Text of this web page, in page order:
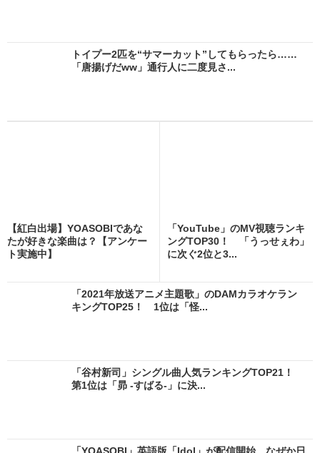
トイプー2匹を“サマーカット”してもらったら……
「唐揚げだww」通行人に二度見さ...
【紅白出場】YOASOBIであな
たが好きな楽曲は？【アンケー
ト実施中】
「YouTube」のMV視聴ランキ
ングTOP30！ 「うっせぇわ」
に次ぐ2位と3...
「2021年放送アニメ主題歌」のDAMカラオケラン
キングTOP25！ 1位は「怪...
「谷村新司」シングル曲人気ランキングTOP21！
第1位は「昴 -すばる-」に決...
「YOASOBI」英語版「Idol」が配信開始、なぜか日